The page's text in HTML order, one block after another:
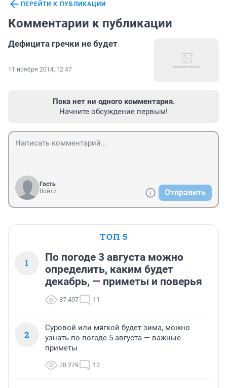
ПЕРЕЙТИ К ПУБЛИКАЦИИ
Комментарии к публикации
Дефицита гречки не будет
11 ноября 2014, 12:47
Пока нет ни одного комментария.
Начните обсуждение первым!
Гость
Войти
Отправить
ТОП 5
1
По погоде 3 августа можно
определить, каким будет
декабрь, — приметы и поверья
87 497 11
2
Суровой или мягкой будет зима, можно
узнать по погоде 5 августа — важные
приметы
78 279 12